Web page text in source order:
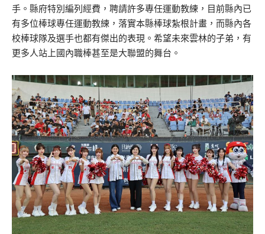
手。縣府特別編列經費，聘請許多專任運動教練，目前縣內已
有多位棒球專任運動教練，落實本縣棒球紮根計畫，而縣內各
校棒球隊及選手也都有傑出的表現。希望未來雲林的子弟，有
更多人站上國內職棒甚至是大聯盟的舞台。